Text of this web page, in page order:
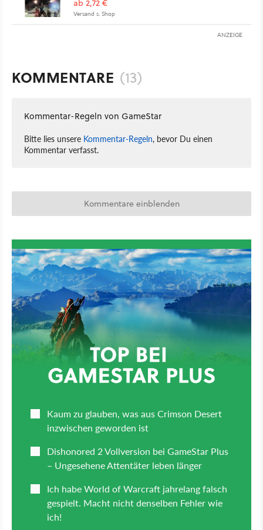
ab 2,72 €
Versand s. Shop
ANZEIGE
KOMMENTARE (13)
Kommentar-Regeln von GameStar
Bitte lies unsere Kommentar-Regeln, bevor Du einen
Kommentar verfasst.
Kommentare einblenden